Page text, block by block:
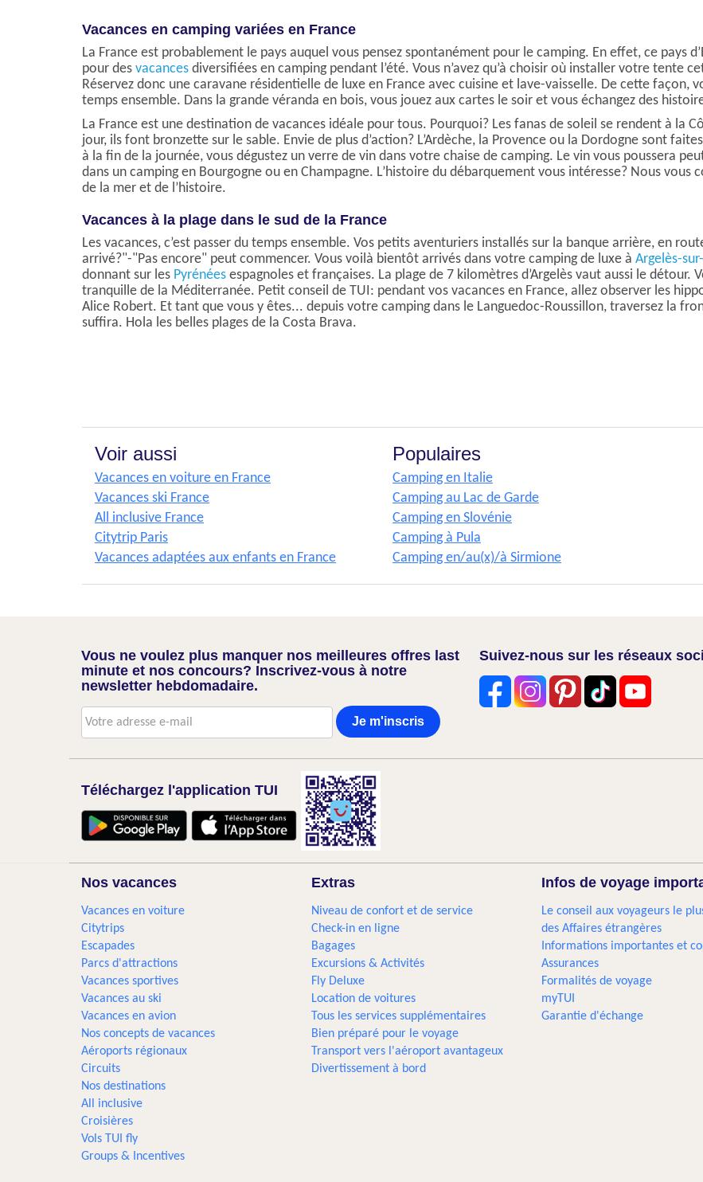
Vacances en camping variées en France
La France est probablement le pays auquel vous pensez spontanément pour le camping. En effet, ce pays
pour des vacances diversifiées en camping pendant l’été. Vous n’avez qu’à choisir où installer votre tente
Réservez donc une caravane résidentielle de luxe en France avec cuisine et lave-vaisselle. De cette façon,
temps ensemble. Dans la grande véranda en bois, vous jouez aux cartes le soir et vous échangez des
La France est une destination de vacances idéale pour tous. Pourquoi? Les fanas de soleil se rendent à la
jour, ils font bronzette sur le sable. Envie de plus d’action? L’Ardèche, la Provence ou la Dordogne sont
à la fin de la journée, vous dégustez un verre de vin dans votre chaise de camping. Le vin vous poussera
dans un camping en Bourgogne ou en Champagne. L’histoire du débarquement vous intéresse? Nous
de la mer et de l’histoire.
Vacances à la plage dans le sud de la France
Les vacances, c’est passer du temps ensemble. Vos petits aventuriers installés sur la banque arrière, en
arrivé?"-"Pas encore" peut commencer. Vous voilà bientôt arrivés dans votre camping de luxe à Argelès-
donnant sur les Pyrénées espagnoles et françaises. La plage de 7 kilomètres d’Argelès vaut aussi le détour.
tranquille de la Méditerranée. Petit conseil de TUI: pendant vos vacances en France, allez observer les
Alice Robert. Et tant que vous y êtes... depuis votre camping dans le Languedoc-Roussillon, traversez la
suffira. Hola les belles plages de la Costa Brava.
Voir aussi
Vacances en voiture en France
Vacances ski France
All inclusive France
Citytrip Paris
Vacances adaptées aux enfants en France
Populaires
Camping en Italie
Camping au Lac de Garde
Camping en Slovénie
Camping à Pula
Camping en/au(x)/à Sirmione
Vous ne voulez plus manquer nos meilleures offres last
minute et nos concours? Inscrivez-vous à notre
newsletter hebdomadaire.
Je m'inscris
Suivez-nous sur les réseaux
Téléchargez l'application TUI
Nos vacances
Vacances en voiture
Citytrips
Escapades
Parcs d'attractions
Vacances sportives
Vacances au ski
Vacances en avion
Nos concepts de vacances
Aéroports régionaux
Circuits
Nos destinations
All inclusive
Croisières
Vols TUI fly
Groups & Incentives
Extras
Niveau de confort et de service
Check-in en ligne
Bagages
Excursions & Activités
Fly Deluxe
Location de voitures
Tous les services supplémentaires
Bien préparé pour le voyage
Transport vers l'aéroport avantageux
Divertissement à bord
Infos de voyage
Le conseil aux voyageurs le
des Affaires étrangères
Informations importantes et
Assurances
Formalités de voyage
myTUI
Garantie d'échange